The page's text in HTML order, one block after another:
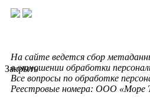
На сайте ведется сбор
в отношении обработки
Все вопросы по обработке
Реестровые номера: ООО «Море
Закрыть